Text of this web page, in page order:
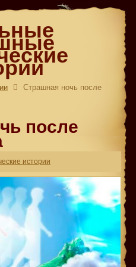
Страшная ночь после
после
истории